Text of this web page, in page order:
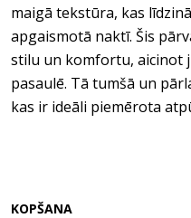
maigā tekstūra, kas
apgaismotā naktī. Šis
stilu un komfortu, aicinot
pasaulē. Tā tumšā un
kas ir ideāli piemērota
KOPŠANA